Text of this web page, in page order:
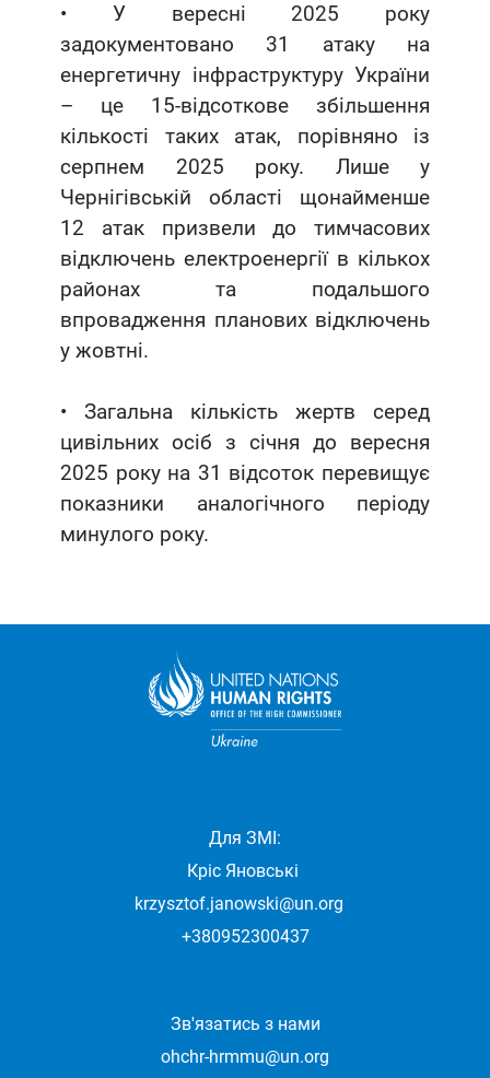
• У вересні 2025 року
задокументовано 31 атаку на
енергетичну інфраструктуру України
– це 15-відсоткове збільшення
кількості таких атак, порівняно із
серпнем 2025 року. Лише у
Чернігівській області щонайменше
12 атак призвели до тимчасових
відключень електроенергії в кількох
районах та подальшого
впровадження планових відключень
у жовтні.
• Загальна кількість жертв серед
цивільних осіб з січня до вересня
2025 року на 31 відсоток перевищує
показники аналогічного періоду
минулого року.
Для ЗМІ:
Кріс Яновські
krzysztof.janowski@un.org
+380952300437
Зв'язатись з нами
ohchr-hrmmu@un.org